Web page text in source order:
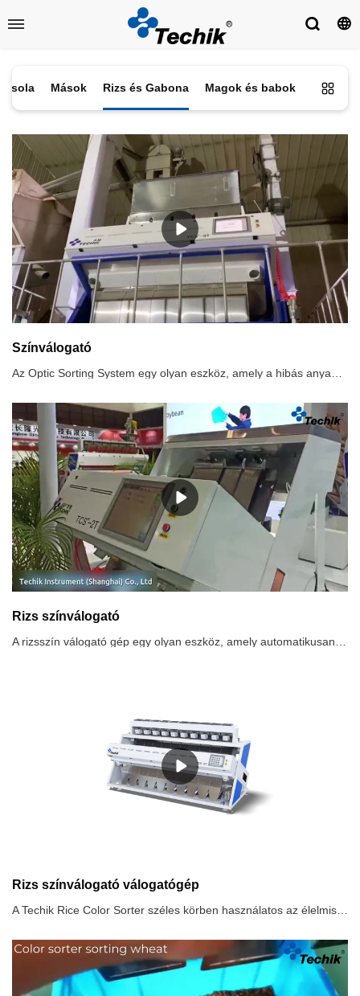
Mások Rizs és Gabona Magok és babok
Színválogató
Rizs színválogató
A rizsszín válogató gép egy olyan eszköz, amely automatikusan kiválogatja a különböző rizsekben lévő hibás anyagokat az optoelektronikus detektáló technológia segítségével az anyagok optikai jellemzőinek különbsége szerint..A Techik rizsszínválogatók jellemzői:1. Nagyfelbontású, 5400 pixeles, színes szenzorral, nagyfelbontású pillanatfelvétel funkcióval, az anyag valódi színének tökéletes visszaállításával, a fényképek 8-szoros nagyításával, rendkívül nagy sebességű lineáris szkennelési sebességgel, a pontosság javításával azonosítani az apró hibákat.2. Az intelligens többtípusú, egyszerű szortírozási algoritmus rendszer a párhuzamos elemzési és feldolgozási képességeket javítja a rendezési módok egygombos beállításával, amely több színtől független rendezést, pozitív rendezést, fordított rendezést, többszörös rendezést stb.., így végül a tartós és stabil szortírozást érjük el, még inkább szembetűnő hatással.3. Nagy fényerejű LED hideg fényforrás, árnyékmentes világítás a stabil és tartós világítási környezet biztosítása érdekében.4. Az átlátszó, műanyag és nemfémes részecskék, valamint a különböző színű, méretű, formájú és akár fizikai tulajdonságú részecskék is válogathatók.Az infravörös érzékelőt széles körben alkalmazzák a színválogatás során, ha anyagátfedés van. A hatékony perspektíva után a selejtezett objektum hatékonyan rendezhető.
Rizs színválogató válogatógép
A Techik Rice Color Sorter széles körben használatos az élelmiszer-feldolgozó iparban, különösen a rizs őrlésében. Elsődleges célja a rizsszemek válogatása és szétválasztása színük, méretük és alakjuk alapján. Ez a technológia kritikus szerepet játszik a rizstermékek minőségének és tisztaságának biztosításában. A gép fejlett optikai érzékelőket és feldolgozó algoritmusokat használ a hibás vagy elszíneződött rizsszemek észlelésére és eltávolítására, javítva a végtermék általános minőségét és piaci értékét..